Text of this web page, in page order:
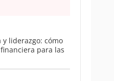
liderazgo: cómo
para las